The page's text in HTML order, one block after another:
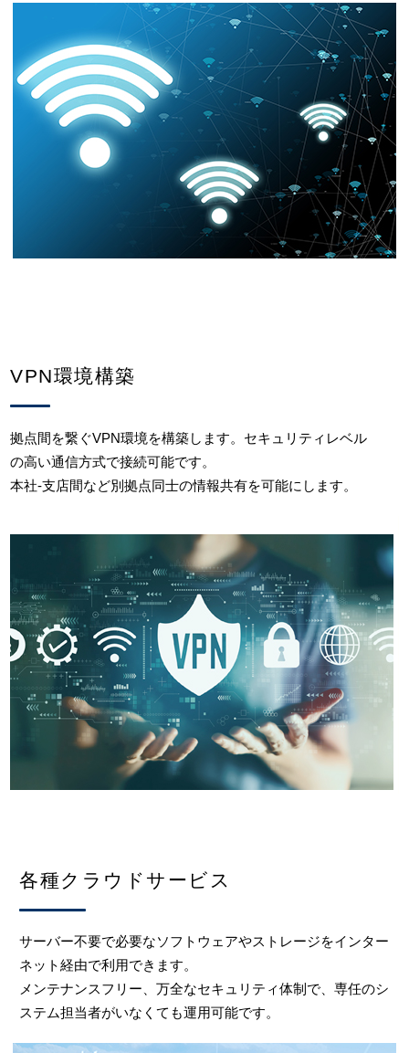
VPN環境構築
拠点間を繋ぐVPN環境を構築します。セキュリティレベル
の高い通信方式で接続可能です。
本社-支店間など別拠点同士の情報共有を可能にします。
各種クラウドサービス
サーバー不要で必要なソフトウェアやストレージをインター
ネット経由で利用できます。
メンテナンスフリー、万全なセキュリティ体制で、専任のシ
ステム担当者がいなくても運用可能です。